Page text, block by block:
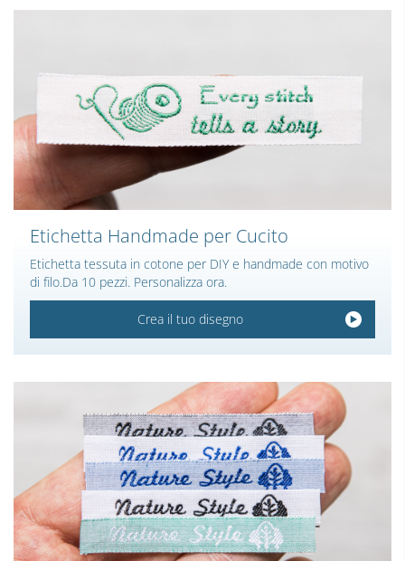
Etichetta Handmade per Cucito
Etichetta tessuta in cotone per DIY e handmade con motivo
di filo.Da 10 pezzi. Personalizza ora.
Crea il tuo disegno